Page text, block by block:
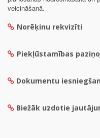
veicināšanā.
Norēķinu rekvizīti
Piekļūstamības
Dokumentu
Biežāk uzdotie